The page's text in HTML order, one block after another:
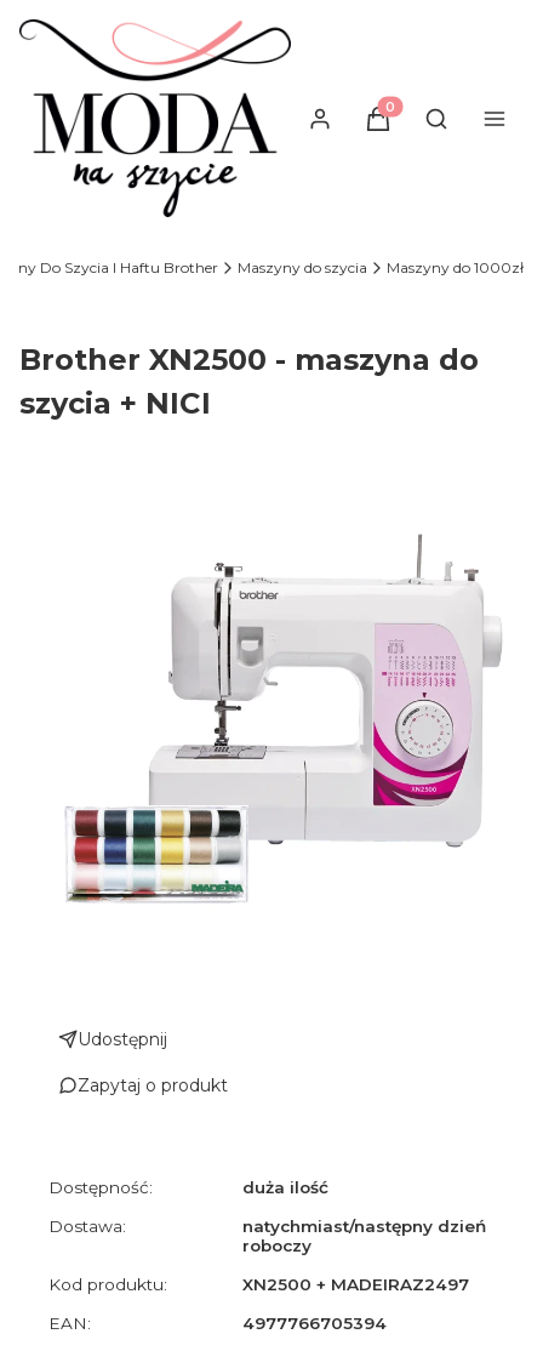
Produkty w
Otwórz
Do Szycia I Haftu Brother Maszyny do szycia Maszyny do 1000zł
Brother XN2500 - maszyna do
szycia + NICI
Udostępnij
Zapytaj o produkt
Dostępność:
duża ilość
Dostawa:
natychmiast/następny dzień
roboczy
Kod produktu:
XN2500 + MADEIRAZ2497
EAN:
4977766705394